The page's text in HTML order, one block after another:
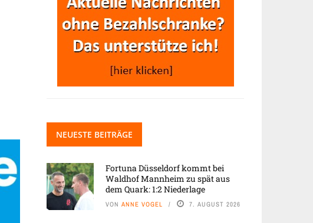
NEUESTE BEITRÄGE
Fortuna Düsseldorf kommt bei
Waldhof Mannheim zu spät aus
dem Quark: 1:2 Niederlage
VON ANNE VOGEL 7. AUGUST 2026